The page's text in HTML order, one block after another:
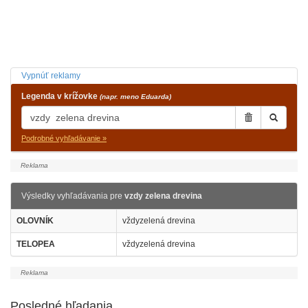
Vypnúť reklamy
Legenda v krížovke (napr. meno Eduarda)
Podrobné vyhľadávanie »
Výsledky vyhľadávania pre vzdy zelena drevina
OLOVNÍK vždyzelená drevina
TELOPEA vždyzelená drevina